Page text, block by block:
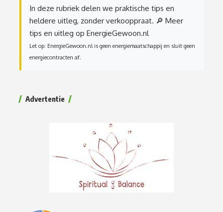
In deze rubriek delen we praktische tips en
heldere uitleg, zonder verkooppraat. 🔎 Meer
tips en uitleg op EnergieGewoon.nl
Let op: EnergieGewoon.nl is geen energiemaatschappij en sluit geen
energiecontracten af.
Advertentie